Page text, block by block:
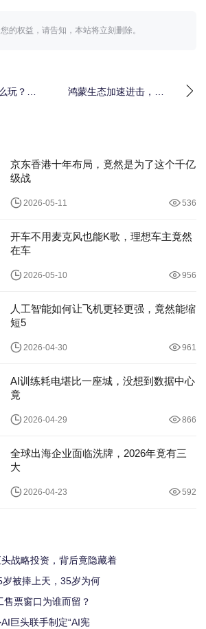
的权益，请告知，本站将立刻删除。
玩？提
鸿蒙生态加速进击，华
京东香港十年布局，竟然是为了这个千亿
级战
2026-05-11 536
开车不用麦克风也能K歌，理想车主竟然
在车
2026-05-10 956
人工智能如何让飞机更轻更强，竟然能缩
短5
2026-04-30 961
AI训练耗电堪比一座城，没想到数据中心
竟
2026-04-29 866
全球出海企业面临洗牌，2026年竟有三
大
2026-04-23 592
战略投资，背后竟隐藏着
被捧上天，35岁为何
票窗口为谁而留？
巨头联手制定“AI宪